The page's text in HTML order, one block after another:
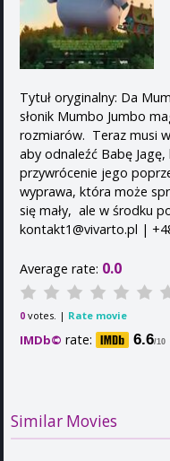
Tytuł oryginalny: Da
słonik Mumbo Jumbo
rozmiarów. Teraz musi
aby odnaleźć Babę
przywrócenie jego
wyprawa, która może
się mały, ale w środku
kontakt1@vivarto.pl |
Average rate: 0.0
0 votes. | Rate movie
IMDb© rate: 6.6/10
Similar Movies